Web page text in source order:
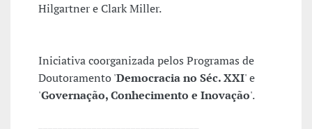
Hilgartner e Clark Miller.
Iniciativa coorganizada pelos Programas de
Doutoramento 'Democracia no Séc. XXI' e
'Governação, Conhecimento e Inovação'.